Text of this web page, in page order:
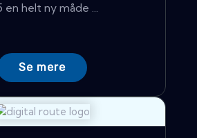
en helt ny måde ...
Se mere